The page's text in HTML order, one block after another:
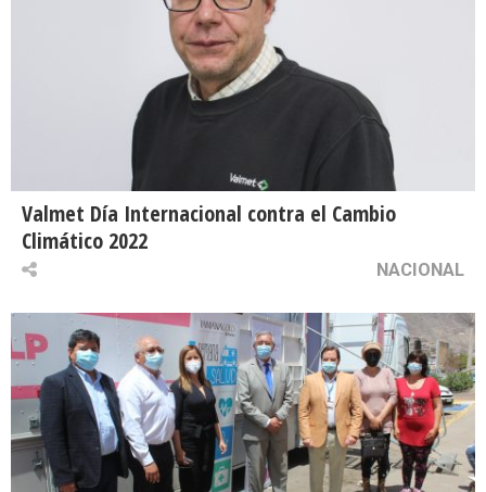
Valmet Día Internacional contra el Cambio
Climático 2022
NACIONAL